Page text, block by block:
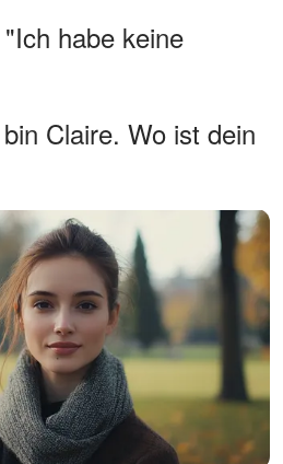
habe keine
Claire. Wo ist dein